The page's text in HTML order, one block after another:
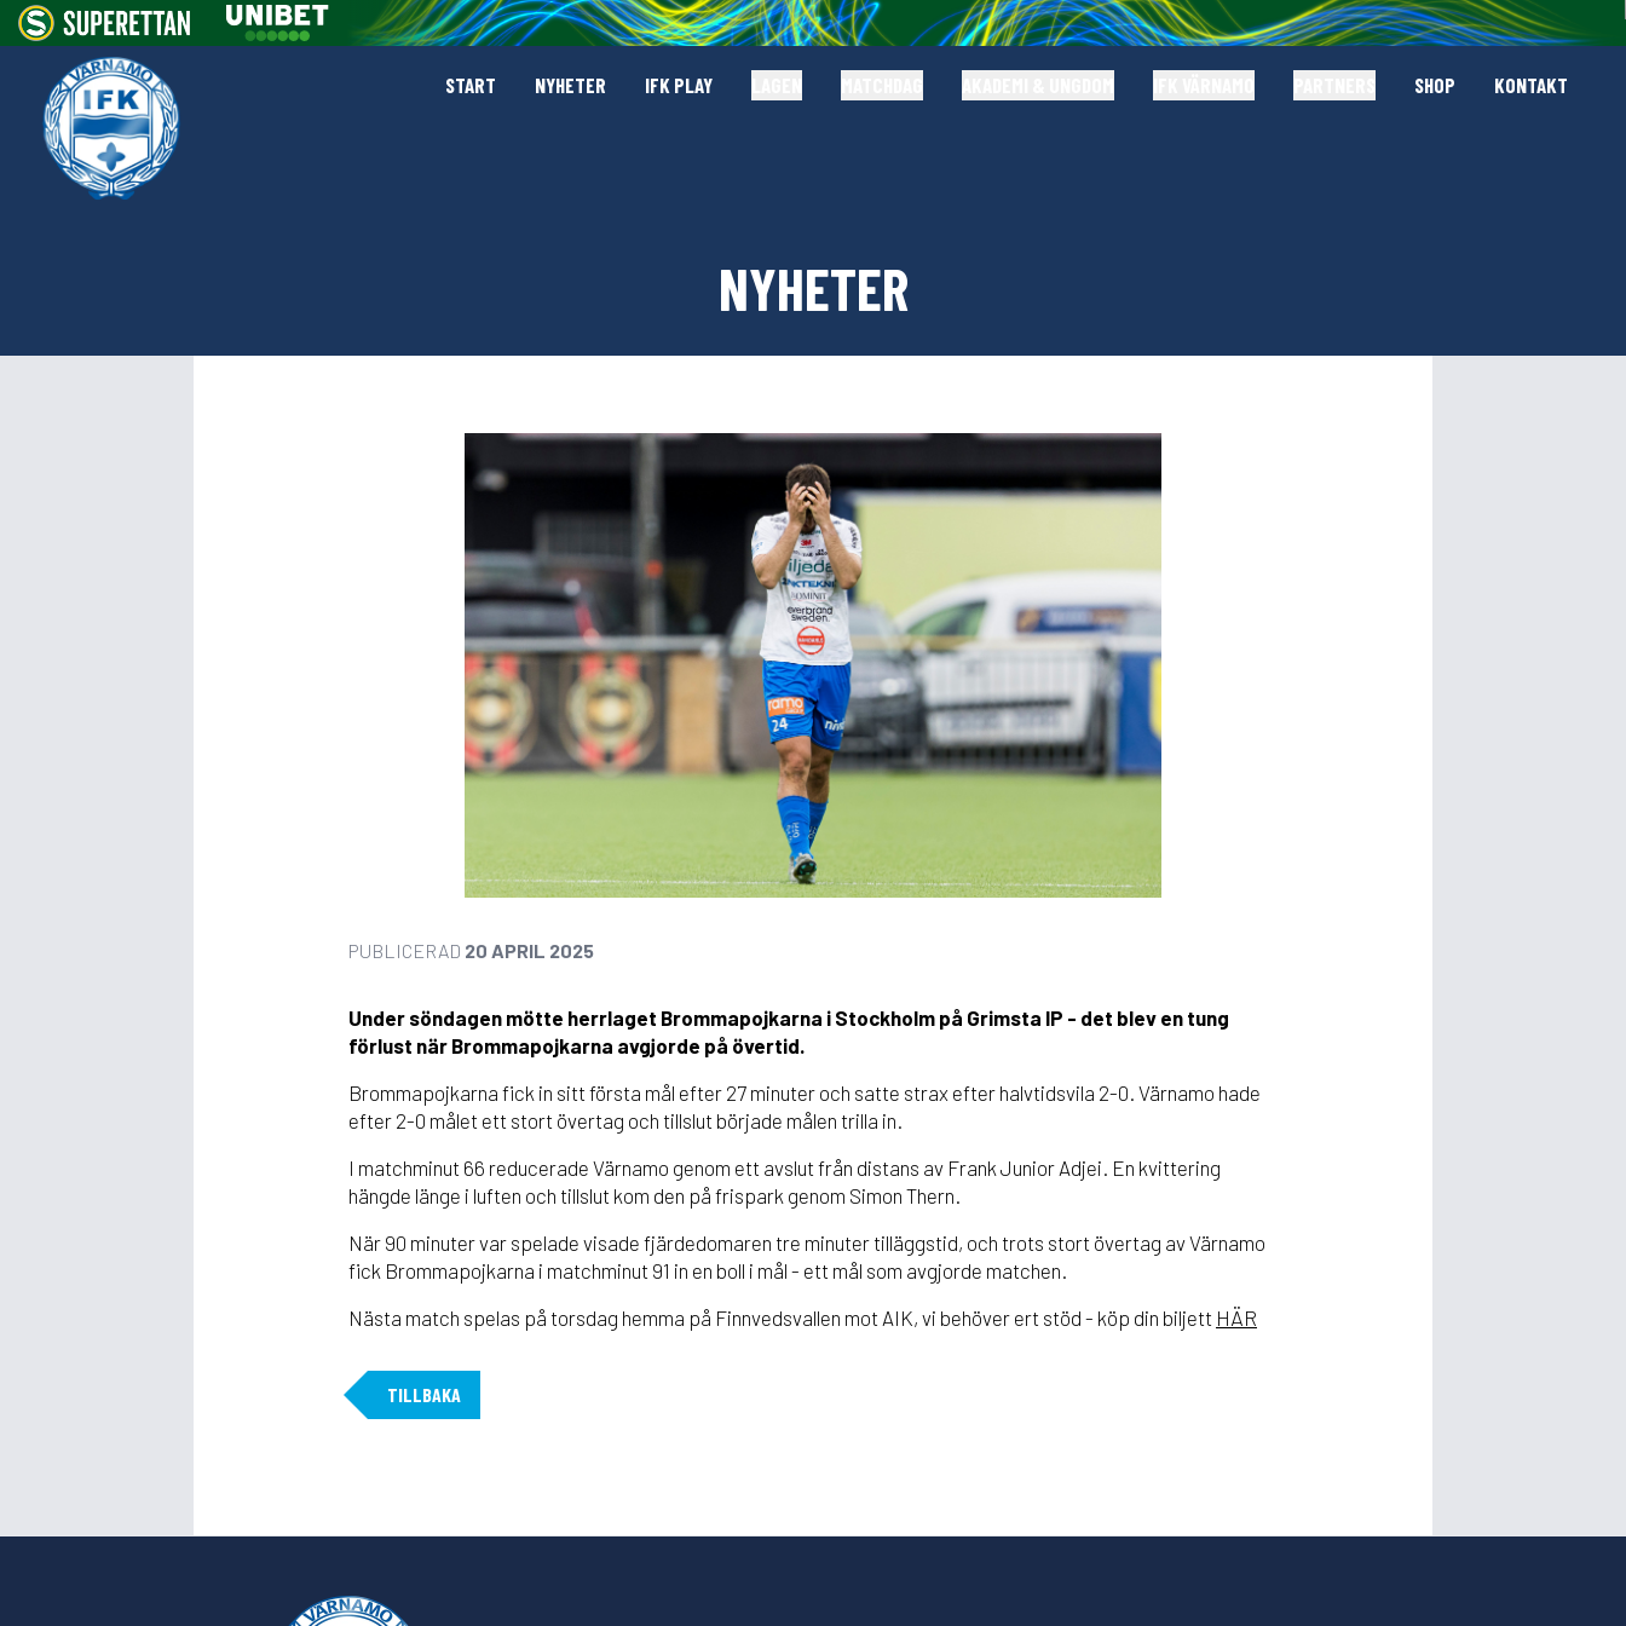
START NYHETER IFK PLAY SHOP KONTAKT
NYHETER
PUBLICERAD 20 APRIL 2025
Under söndagen mötte herrlaget Brommapojkarna i Stockholm på Grimsta IP - det blev en tung
förlust när Brommapojkarna avgjorde på övertid.
Brommapojkarna fick in sitt första mål efter 27 minuter och satte strax efter halvtidsvila 2-0. Värnamo hade
efter 2-0 målet ett stort övertag och tillslut började målen trilla in.
I matchminut 66 reducerade Värnamo genom ett avslut från distans av Frank Junior Adjei. En kvittering
hängde länge i luften och tillslut kom den på frispark genom Simon Thern.
När 90 minuter var spelade visade fjärdedomaren tre minuter tilläggstid, och trots stort övertag av Värnamo
fick Brommapojkarna i matchminut 91 in en boll i mål - ett mål som avgjorde matchen.
Nästa match spelas på torsdag hemma på Finnvedsvallen mot AIK, vi behöver ert stöd - köp din biljett HÄR
TILLBAKA